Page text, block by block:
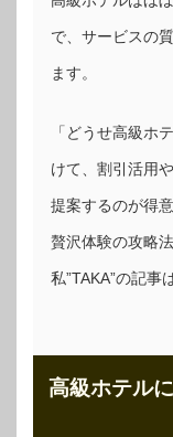
で、サービスの
ます。
「どうせ高級ホ
けて、割引活用
提案するのが得
贅沢体験の攻略
私”TAKA”の記事
高級ホテル